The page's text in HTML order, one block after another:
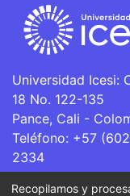
Universidad Icesi:
18 No. 122-135
Pance, Cali -
Teléfono: +57
2334
Recopilamos y